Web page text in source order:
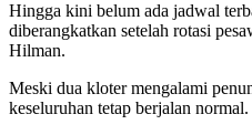
Hingga kini belum ada jadwal
diberangkatkan setelah rotasi
Hilman.
Meski dua kloter mengalami
keseluruhan tetap berjalan normal.